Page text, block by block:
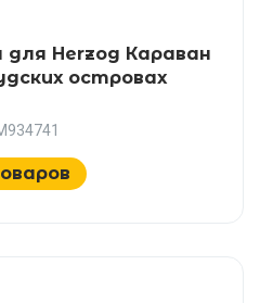
Herzog Караван
островах